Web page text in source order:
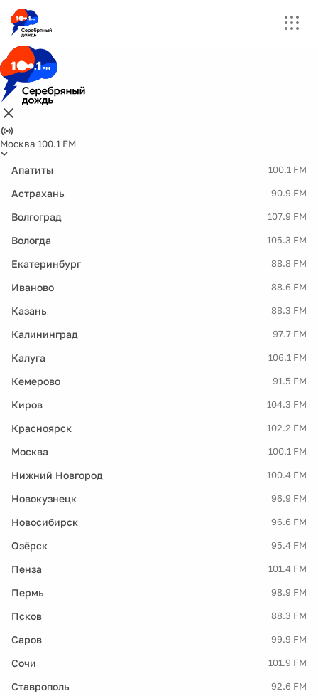
Москва 100.1 FM
Апатиты 100.1 FM
Астрахань 90.9 FM
Волгоград 107.9 FM
Вологда 105.3 FM
Екатеринбург 88.8 FM
Иваново 88.6 FM
Казань 88.3 FM
Калининград 97.7 FM
Калуга 106.1 FM
Кемерово 91.5 FM
Киров 104.3 FM
Красноярск 102.2 FM
Москва 100.1 FM
Нижний Новгород 100.4 FM
Новокузнецк 96.9 FM
Новосибирск 96.6 FM
Озёрск 95.4 FM
Пенза 101.4 FM
Пермь 98.9 FM
Псков 88.3 FM
Саров 99.9 FM
Сочи 101.9 FM
Ставрополь 92.6 FM